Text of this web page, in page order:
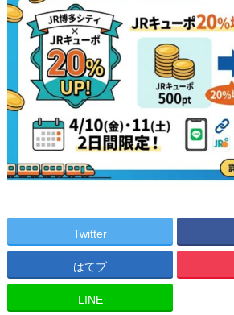
Twitter
はてブ
LINE